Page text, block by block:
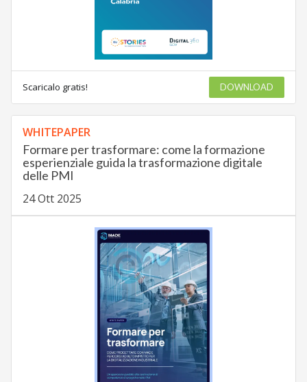
Scaricalo gratis! DOWNLOAD
WHITEPAPER
Formare per trasformare: come la formazione
esperienziale guida la trasformazione digitale
delle PMI
24 Ott 2025